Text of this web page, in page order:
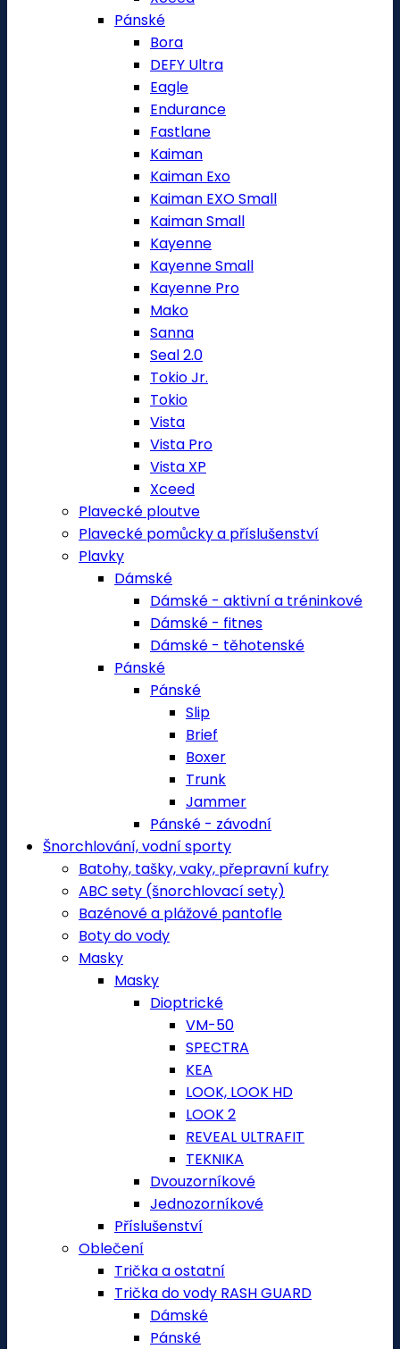
Pánské
Bora
DEFY Ultra
Eagle
Endurance
Fastlane
Kaiman
Kaiman Exo
Kaiman EXO Small
Kaiman Small
Kayenne
Kayenne Small
Kayenne Pro
Mako
Sanna
Seal 2.0
Tokio Jr.
Tokio
Vista
Vista Pro
Vista XP
Xceed
Plavecké ploutve
Plavecké pomůcky a příslušenství
Plavky
Dámské
Dámské - aktivní a tréninkové
Dámské - fitnes
Dámské - těhotenské
Pánské
Pánské
Slip
Brief
Boxer
Trunk
Jammer
Pánské - závodní
Šnorchlování, vodní sporty
Batohy, tašky, vaky, přepravní kufry
ABC sety (šnorchlovací sety)
Bazénové a plážové pantofle
Boty do vody
Masky
Masky
Dioptrické
VM-50
SPECTRA
KEA
LOOK, LOOK HD
LOOK 2
REVEAL ULTRAFIT
TEKNIKA
Dvouzorníkové
Jednozorníkové
Příslušenství
Oblečení
Trička a ostatní
Trička do vody RASH GUARD
Dámské
Pánské